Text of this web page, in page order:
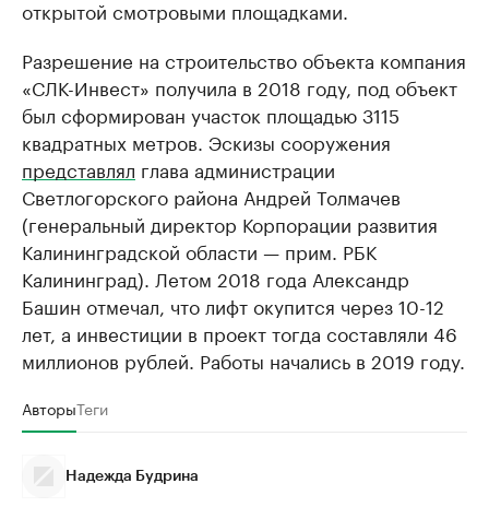
открытой смотровыми площадками.
Разрешение на строительство объекта компания
«СЛК-Инвест» получила в 2018 году, под объект
был сформирован участок площадью 3115
квадратных метров. Эскизы сооружения
представлял глава администрации
Светлогорского района Андрей Толмачев
(генеральный директор Корпорации развития
Калининградской области — прим. РБК
Калининград). Летом 2018 года Александр
Башин отмечал, что лифт окупится через 10-12
лет, а инвестиции в проект тогда составляли 46
миллионов рублей. Работы начались в 2019 году.
АвторыТеги
Надежда Будрина